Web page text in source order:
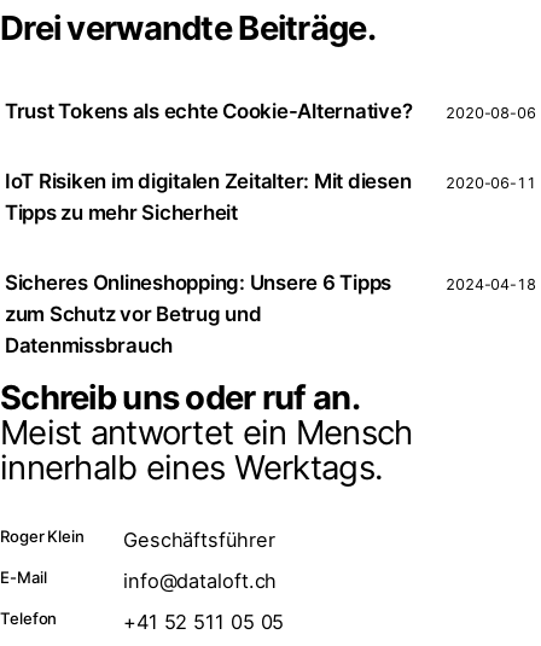
Drei verwandte Beiträge.
Trust Tokens als echte Cookie-Alternative? 2020-08-06
IoT Risiken im digitalen Zeitalter: Mit diesen
Tipps zu mehr Sicherheit
2020-06-11
Sicheres Onlineshopping: Unsere 6 Tipps
zum Schutz vor Betrug und
Datenmissbrauch
2024-04-18
Schreib uns oder ruf an.
Meist antwortet ein Mensch
innerhalb eines Werktags.
Roger Klein Geschäftsführer
E-Mail info@dataloft.ch
Telefon +41 52 511 05 05